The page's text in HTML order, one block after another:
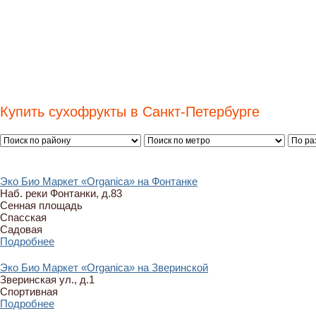
Купить сухофрукты в Санкт-Петербурге
Эко Био Маркет «Organica» на Фонтанке
Наб. реки Фонтанки, д.83
Сенная площадь
Спасская
Садовая
Подробнее
Эко Био Маркет «Organica» на Зверинской
Зверинская ул., д.1
Спортивная
Подробнее